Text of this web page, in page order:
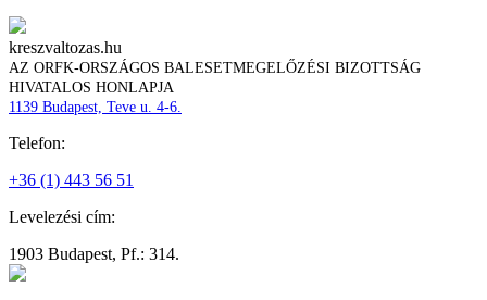
kreszvaltozas.hu
AZ ORFK-ORSZÁGOS BALESETMEGELŐZÉSI BIZOTTSÁG
HIVATALOS HONLAPJA
1139 Budapest, Teve u. 4-6.
Telefon:
+36 (1) 443 56 51
Levelezési cím:
1903 Budapest, Pf.: 314.